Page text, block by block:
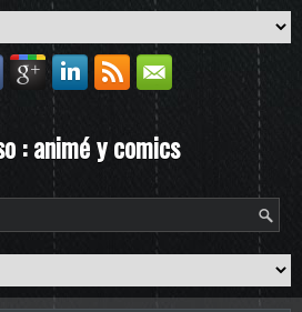
: animé y comics